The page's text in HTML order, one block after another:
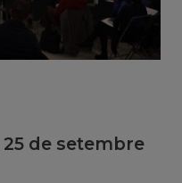
de setembre